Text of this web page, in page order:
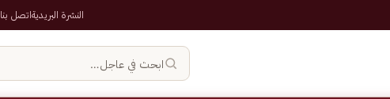
النشرة البريديةاتصل بنا
ابحث في عاجل…